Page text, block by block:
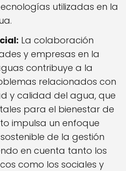
utilizadas en la
La colaboración
y empresas en la
contribuye a la
relacionados con
y calidad del agua, que
para el bienestar de
impulsa un enfoque
de la gestión
en cuenta tanto los
como los sociales y